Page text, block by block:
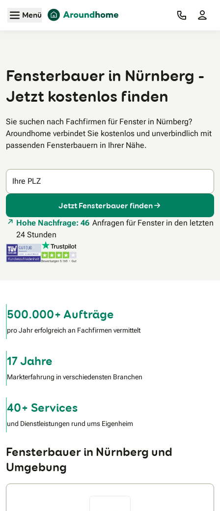
Zum Hauptinhalt
Menü
Fensterbauer in Nürnberg -
Jetzt kostenlos finden
Sie suchen nach Fachfirmen für Fenster in Nürnberg?
Aroundhome verbindet Sie kostenlos und unverbindlich mit
passenden Fensterbauern in Ihrer Nähe.
Ihre PLZ
Jetzt Fensterbauer finden
Hohe Nachfrage: 46 Anfragen für Fenster in den letzten
24 Stunden
500.000+ Aufträge
pro Jahr erfolgreich an Fachfirmen vermittelt
17 Jahre
Markterfahrung in verschiedensten Branchen
40+ Services
und Dienstleistungen rund ums Eigenheim
Fensterbauer in Nürnberg und
Umgebung